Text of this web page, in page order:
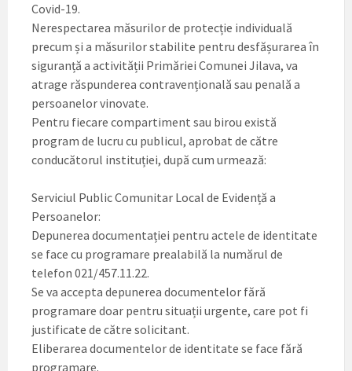
Covid-19.
Nerespectarea măsurilor de protecție individuală
precum și a măsurilor stabilite pentru desfășurarea în
siguranță a activității Primăriei Comunei Jilava, va
atrage răspunderea contravențională sau penală a
persoanelor vinovate.
Pentru fiecare compartiment sau birou există
program de lucru cu publicul, aprobat de către
conducătorul instituției, după cum urmează:
Serviciul Public Comunitar Local de Evidență a
Persoanelor:
Depunerea documentației pentru actele de identitate
se face cu programare prealabilă la numărul de
telefon 021/457.11.22.
Se va accepta depunerea documentelor fără
programare doar pentru situații urgente, care pot fi
justificate de către solicitant.
Eliberarea documentelor de identitate se face fără
programare.